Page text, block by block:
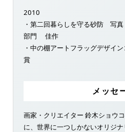
2010
・第二回暮らしを守る砂防 写
部門 佳作
・中の棚アートフラッグデザ
賞
メッセ
画家・クリエイター 鈴木ショウ
に、世界に一つしかないオリジ